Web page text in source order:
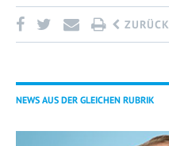
ZURÜCK
NEWS AUS DER GLEICHEN RUBRIK